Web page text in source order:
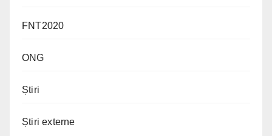
FNT2020
ONG
Știri
Știri externe